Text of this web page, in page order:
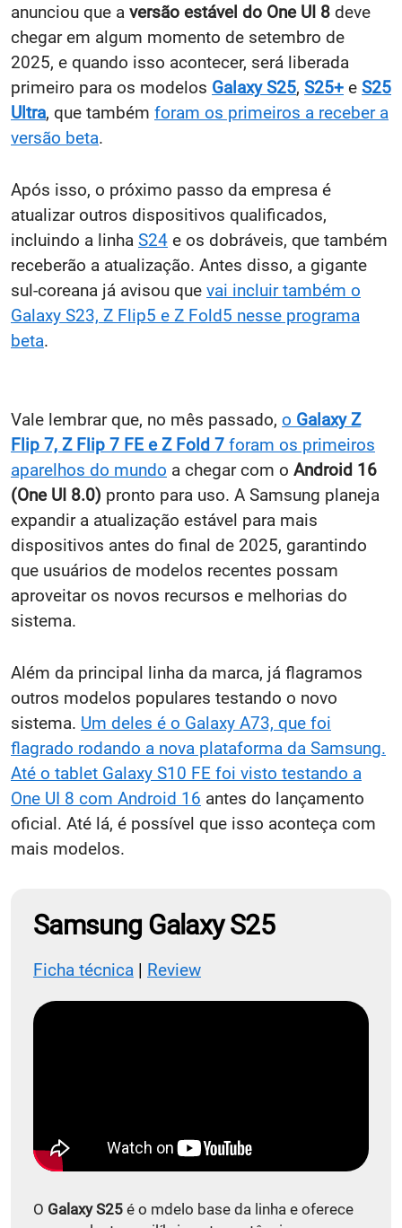
anunciou que a versão estável do One UI 8 deve
chegar em algum momento de setembro de
2025, e quando isso acontecer, será liberada
primeiro para os modelos Galaxy S25, S25+ e S25
Ultra, que também foram os primeiros a receber a
versão beta.
Após isso, o próximo passo da empresa é
atualizar outros dispositivos qualificados,
incluindo a linha S24 e os dobráveis, que também
receberão a atualização. Antes disso, a gigante
sul-coreana já avisou que vai incluir também o
Galaxy S23, Z Flip5 e Z Fold5 nesse programa
beta.
Vale lembrar que, no mês passado, o Galaxy Z
Flip 7, Z Flip 7 FE e Z Fold 7 foram os primeiros
aparelhos do mundo a chegar com o Android 16
(One UI 8.0) pronto para uso. A Samsung planeja
expandir a atualização estável para mais
dispositivos antes do final de 2025, garantindo
que usuários de modelos recentes possam
aproveitar os novos recursos e melhorias do
sistema.
Além da principal linha da marca, já flagramos
outros modelos populares testando o novo
sistema. Um deles é o Galaxy A73, que foi
flagrado rodando a nova plataforma da Samsung.
Até o tablet Galaxy S10 FE foi visto testando a
One UI 8 com Android 16 antes do lançamento
oficial. Até lá, é possível que isso aconteça com
mais modelos.
Samsung Galaxy S25
Ficha técnica | Review
O Galaxy S25 é o mdelo base da linha e oferece